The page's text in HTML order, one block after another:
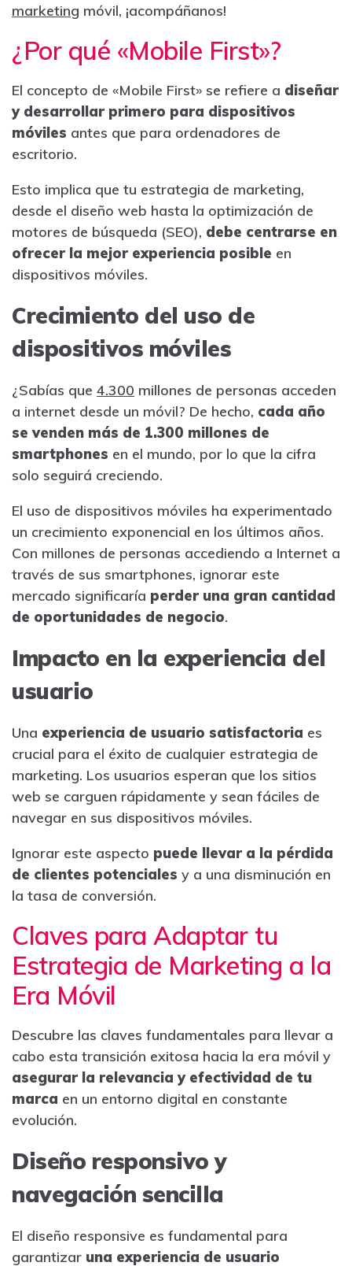
marketing móvil, ¡acompáñanos!
¿Por qué «Mobile First»?
El concepto de «Mobile First» se refiere a diseñar
y desarrollar primero para dispositivos
móviles antes que para ordenadores de
escritorio.
Esto implica que tu estrategia de marketing,
desde el diseño web hasta la optimización de
motores de búsqueda (SEO), debe centrarse en
ofrecer la mejor experiencia posible en
dispositivos móviles.
Crecimiento del uso de
dispositivos móviles
¿Sabías que 4.300 millones de personas acceden
a internet desde un móvil? De hecho, cada año
se venden más de 1.300 millones de
smartphones en el mundo, por lo que la cifra
solo seguirá creciendo.
El uso de dispositivos móviles ha experimentado
un crecimiento exponencial en los últimos años.
Con millones de personas accediendo a Internet a
través de sus smartphones, ignorar este
mercado significaría perder una gran cantidad
de oportunidades de negocio.
Impacto en la experiencia del
usuario
Una experiencia de usuario satisfactoria es
crucial para el éxito de cualquier estrategia de
marketing. Los usuarios esperan que los sitios
web se carguen rápidamente y sean fáciles de
navegar en sus dispositivos móviles.
Ignorar este aspecto puede llevar a la pérdida
de clientes potenciales y a una disminución en
la tasa de conversión.
Claves para Adaptar tu
Estrategia de Marketing a la
Era Móvil
Descubre las claves fundamentales para llevar a
cabo esta transición exitosa hacia la era móvil y
asegurar la relevancia y efectividad de tu
marca en un entorno digital en constante
evolución.
Diseño responsivo y
navegación sencilla
El diseño responsive es fundamental para
garantizar una experiencia de usuario